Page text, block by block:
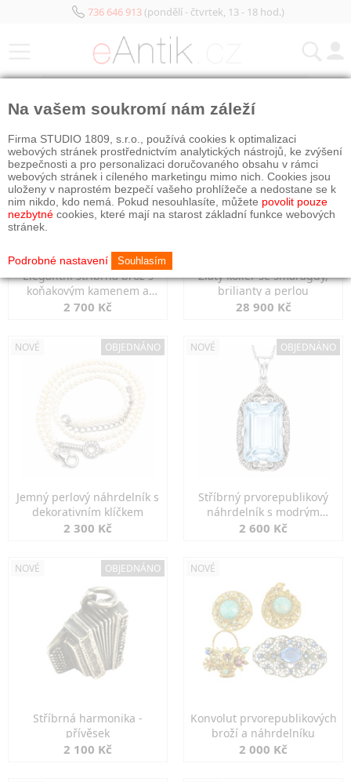
736 646 913(pondělí - čtvrtek, 13 - 18 hod.)
Elegantní stříbrná brož s
koňakovým kamenem a
markazity
2 700 Kč
Zlatý kolier se smaragdy,
brilianty a perlou
28 900 Kč
NOVÉ OBJEDNÁNO
Jemný perlový náhrdelník s
dekorativním klíčkem
2 300 Kč
NOVÉ OBJEDNÁNO
Stříbrný prvorepublikový
náhrdelník s modrým
spinelem
2 600 Kč
NOVÉ OBJEDNÁNO
Stříbrná harmonika -
přívěsek
2 100 Kč
NOVÉ
Konvolut prvorepublikových
broží a náhrdelníku
2 000 Kč
Na vašem soukromí nám záleží
Firma STUDIO 1809, s.r.o., používá cookies k optimalizaci
webových stránek prostřednictvím analytických nástrojů, ke zvýšení
bezpečnosti a pro personalizaci doručovaného obsahu v rámci
webových stránek i cíleného marketingu mimo nich. Cookies jsou
uloženy v naprostém bezpečí vašeho prohlížeče a nedostane se k
nim nikdo, kdo nemá. Pokud nesouhlasíte, můžete povolit pouze
nezbytné cookies, které mají na starost základní funkce webových
stránek.
Podrobné nastavení Souhlasím